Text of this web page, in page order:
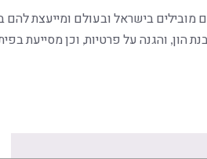
מובילים בישראל ובעולם ומייעצת להם
הון, והגנה על פרטיות, וכן מסייעת